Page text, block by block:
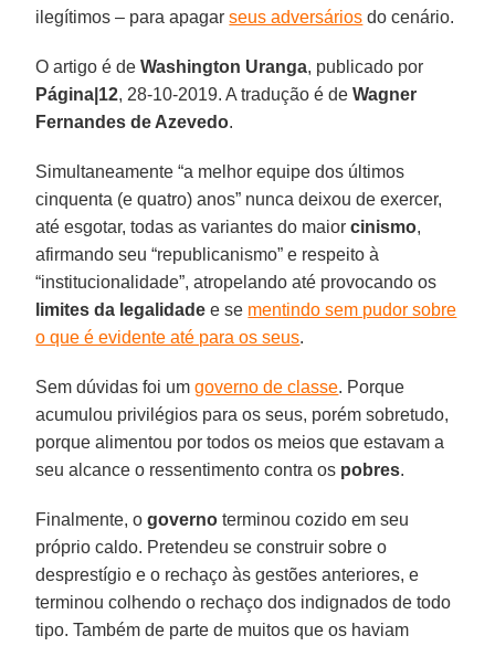
ilegítimos – para apagarseus adversários do cenário.
O artigo é deWashington Uranga, publicado por
Página|12, 28-10-2019. A tradução é deWagner
Fernandes de Azevedo.
Simultaneamente “a melhor equipe dos últimos
cinquenta (e quatro) anos” nunca deixou de exercer,
até esgotar, todas as variantes do maiorcinismo,
afirmando seu “republicanismo” e respeito à
“institucionalidade”, atropelando até provocando os
limites da legalidade e se mentindo sem pudor sobre
o que é evidente até para os seus.
Sem dúvidas foi umgoverno de classe. Porque
acumulou privilégios para os seus, porém sobretudo,
porque alimentou por todos os meios que estavam a
seu alcance o ressentimento contra os pobres.
Finalmente, ogoverno terminou cozido em seu
próprio caldo. Pretendeu se construir sobre o
desprestígio e o rechaço às gestões anteriores, e
terminou colhendo o rechaço dos indignados de todo
tipo. Também de parte de muitos que os haviam